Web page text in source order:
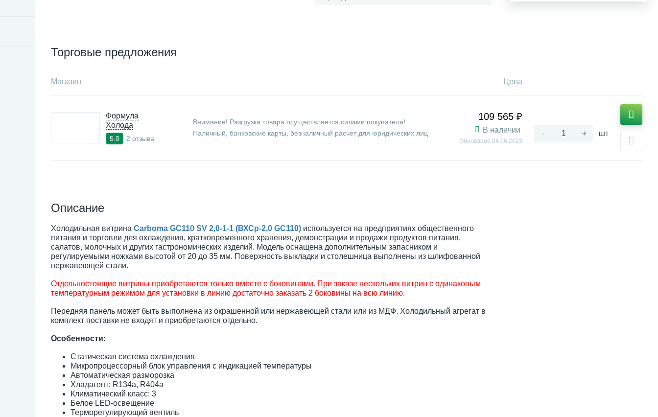
Торговые предложения
Магазин Цена
Формула
Холода
5.0 2 отзыва
Внимание! Разгрузка товара осуществляется силами покупателя!
Наличный, банковские карты, безналичный расчет для юридических лиц
109 565 ₽
В наличии
Обновлено 04.06.2023
- + шт
Описание
Холодильная витрина Carboma GC110 SV 2,0-1-1 (ВХСр-2,0 GC110) используется на предприятиях общественного
питания и торговли для охлаждения, кратковременного хранения, демонстрации и продажи продуктов питания,
салатов, молочных и других гастрономических изделий. Модель оснащена дополнительным запасником и
регулируемыми ножками высотой от 20 до 35 мм. Поверхность выкладки и столешница выполнены из шлифованной
нержавеющей стали.
Отдельностоящие витрины приобретаются только вместе с боковинами. При заказе нескольких витрин с одинаковым
температурным режимом для установки в линию достаточно заказать 2 боковины на всю линию.
Передняя панель может быть выполнена из окрашенной или нержавеющей стали или из МДФ. Холодильный агрегат в
комплект поставки не входят и приобретаются отдельно.
Особенности:
Статическая система охлаждения
Микропроцессорный блок управления с индикацией температуры
Автоматическая разморозка
Хладагент: R134a, R404a
Климатический класс: 3
Белое LED-освещение
Терморегулирующий вентиль